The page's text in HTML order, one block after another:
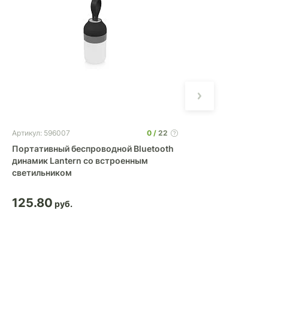
Артикул: 596007 0 22
Портативный беспроводной Bluetooth
динамик Lantern со встроенным
светильником
125.80